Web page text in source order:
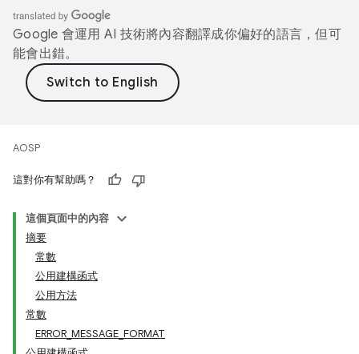
Google 會運用 AI 技術將內容翻譯成你偏好的語言，但可
能會出錯。
AOSP
這對你有幫助嗎？
這個頁面中的內容
摘要
常數
公用建構函式
公用方法
常數
ERROR_MESSAGE_FORMAT